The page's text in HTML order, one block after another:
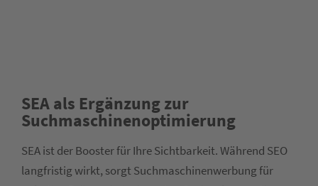
SEA als Ergänzung zur
Suchmaschinenoptimierung
SEA ist der Booster für Ihre Sichtbarkeit. Während SEO
langfristig wirkt, sorgt Suchmaschinenwerbung für